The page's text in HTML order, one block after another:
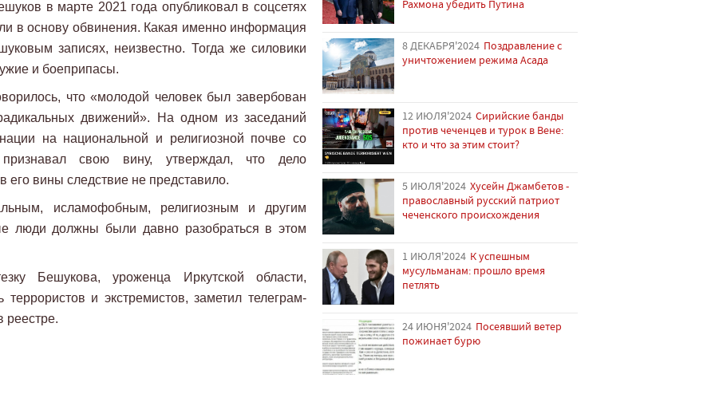
в марте 2021 года опубликовал в соцсетях
в основу обвинения. Какая именно информация
записях, неизвестно. Тогда же силовики
и боеприпасы.
что «молодой человек был завербован
движений». На одном из заседаний
на национальной и религиозной почве со
свою вину, утверждал, что дело
его вины следствие не представило.
исламофобным, религиозным и другим
люди должны были давно разобраться в этом
Бешукова, уроженца Иркутской области,
и экстремистов, заметил телеграм-
реестре.
Рахмона убедить Путина
8 ДЕКАБРЯ'2024 Поздравление с
уничтожением режима Асада
12 ИЮЛЯ'2024 Сирийские банды
против чеченцев и турок в Вене:
кто и что за этим стоит?
5 ИЮЛЯ'2024 Хусейн Джамбетов -
православный русский патриот
чеченского происхождения
1 ИЮЛЯ'2024 К успешным
мусульманам: прошло время
петлять
24 ИЮНЯ'2024 Посеявший ветер
пожинает бурю